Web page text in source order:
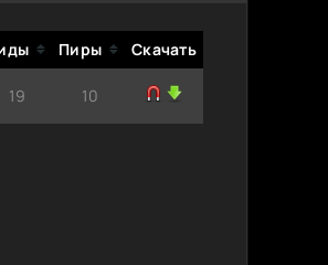
Пиры
Скачать
19 10